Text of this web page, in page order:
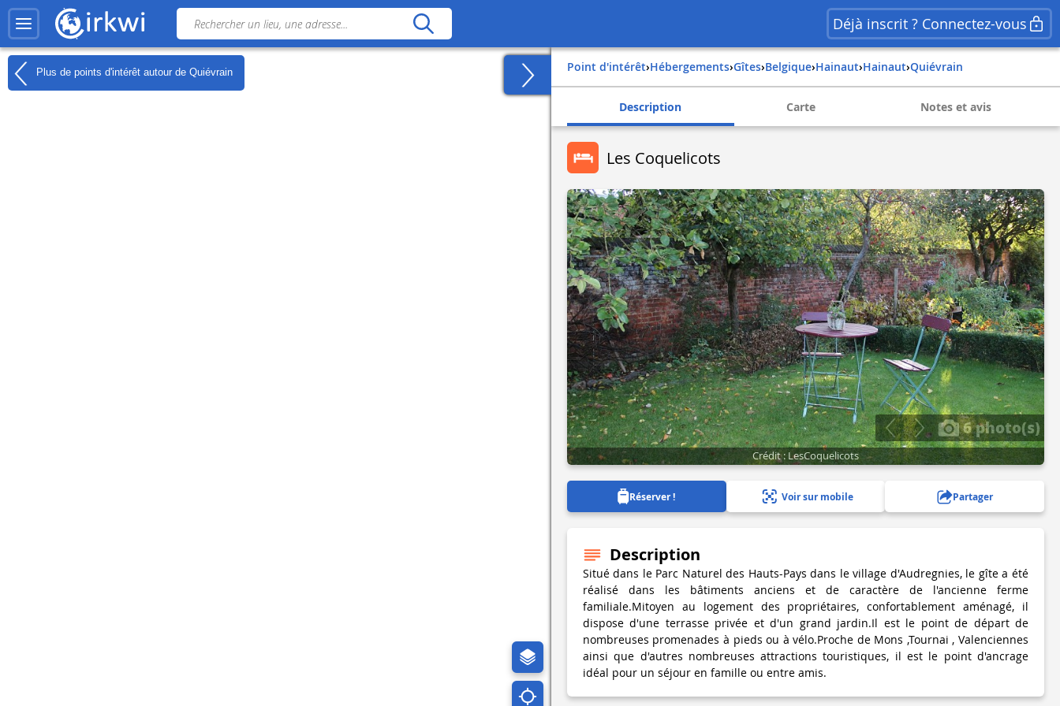
Déjà inscrit ? Connectez-vous
Plus de points d'intérêt autour de Quiévrain Point d'intérêt› Hébergements› Gîtes› belgique› hainaut› hainaut› quiévrain
Description Carte Notes et avis
Les Coquelicots
6 photo(s)
Crédit : LesCoquelicots
Réserver ! Voir sur mobile Partager
Description
Situé dans le Parc Naturel des Hauts-Pays dans le village d'Audregnies, le gîte a été
réalisé dans les bâtiments anciens et de caractère de l'ancienne ferme
familiale.Mitoyen au logement des propriétaires, confortablement aménagé, il
dispose d'une terrasse privée et d'un grand jardin.Il est le point de départ de
nombreuses promenades à pieds ou à vélo.Proche de Mons ,Tournai , Valenciennes
ainsi que d'autres nombreuses attractions touristiques, il est le point d'ancrage
idéal pour un séjour en famille ou entre amis.